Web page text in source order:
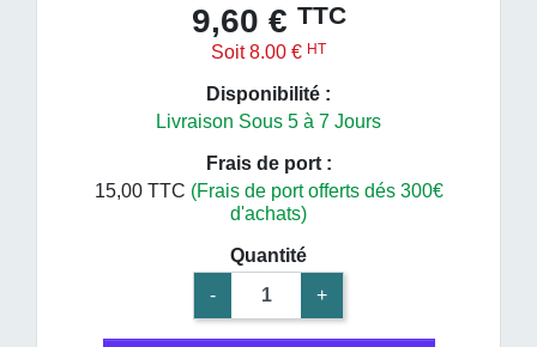
9,60 € TTC
Soit 8.00 € HT
Disponibilité :
Livraison Sous 5 à 7 Jours
Frais de port :
15,00 TTC (Frais de port offerts dés 300€
d'achats)
Quantité
-
+